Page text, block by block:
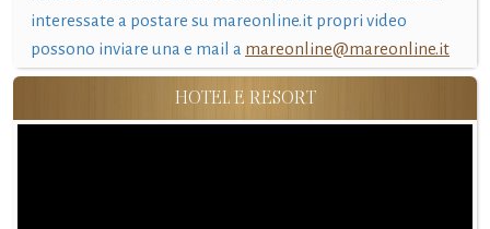
interessate a postare su mareonline.it propri video
possono inviare una e mail a mareonline@mareonline.it
HOTEL E RESORT